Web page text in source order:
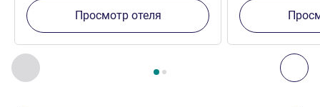
Назад - Другие отели поблизости
Страница , Другие отели поблизости 1 :, Другие
Просмотр отеля